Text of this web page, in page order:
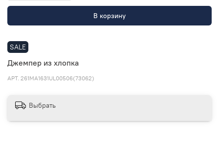
SALE
Джемпер из хлопка
АРТ. 261MA1631UL00506(73062)
В корзину
Выбрать